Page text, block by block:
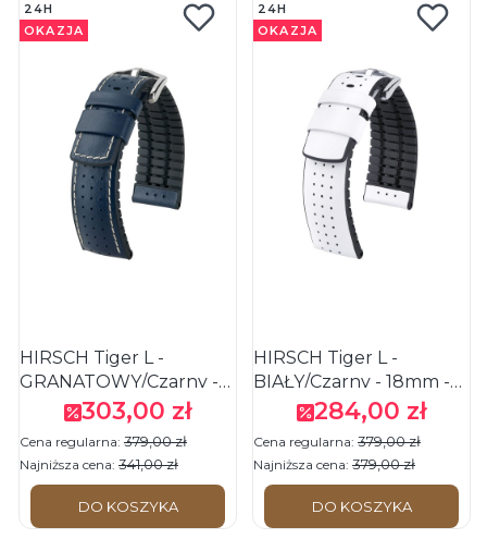
24H
OKAZJA
HIRSCH Tiger L -
GRANATOWY/Czarny -
18mm - Skórzano-
kauczukowy pasek do
zegarka
Cena promocyjna
303,00 zł
Cena regularna: 379,00 zł
Najniższa cena: 341,00 zł
DO KOSZYKA
24H
OKAZJA
HIRSCH Tiger L -
BIAŁY/Czarny - 18mm -
Skórzano-kauczukowy
pasek do zegarka
Cena promocyjna
284,00 zł
Cena regularna: 379,00 zł
Najniższa cena: 379,00 zł
DO KOSZYKA